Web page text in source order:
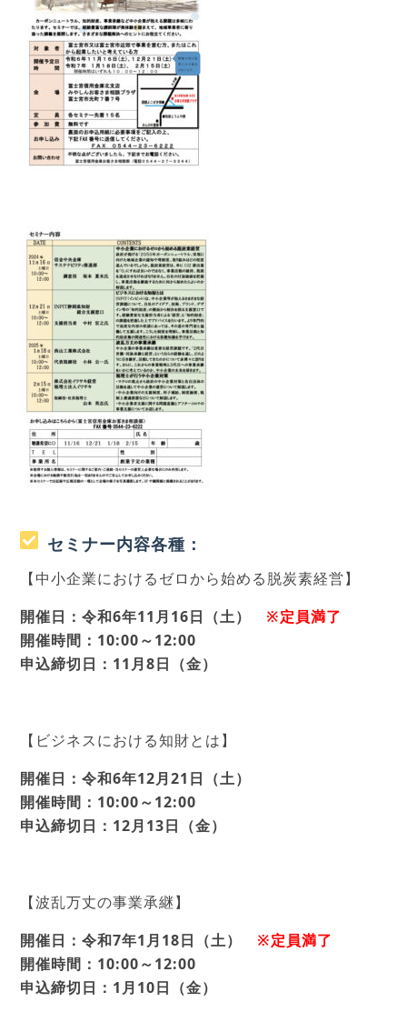
セミナー内容各種：
【中小企業におけるゼロから始める脱炭素経営】
開催日：令和6年11月16日（土） ※定員満了
開催時間：10:00～12:00
申込締切日：11月8日（金）
【ビジネスにおける知財とは】
開催日：令和6年12月21日（土）
開催時間：10:00～12:00
申込締切日：12月13日（金）
【波乱万丈の事業承継】
開催日：令和7年1月18日（土） ※定員満了
開催時間：10:00～12:00
申込締切日：1月10日（金）